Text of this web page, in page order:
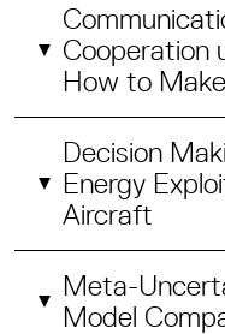
Cooperation
How to
Decision
Energy
Aircraft
Meta-
Model